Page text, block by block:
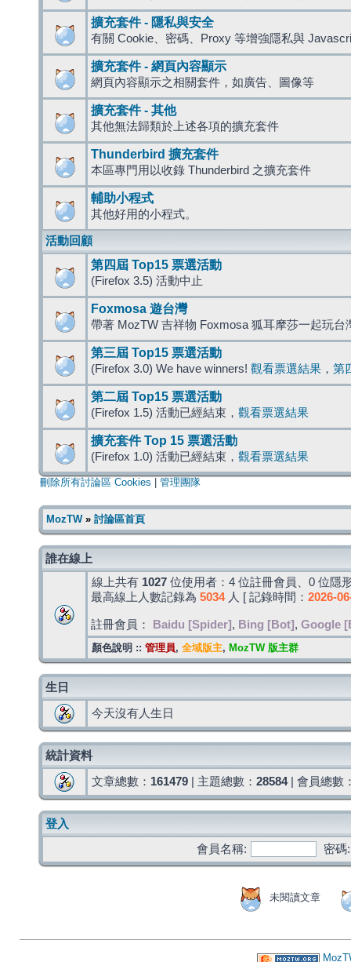
擴充套件 - 隱私與安全
有關 Cookie、密碼、Proxy 等增強隱私與
擴充套件 - 網頁內容顯示
網頁內容顯示之相關套件，如廣告、圖像等
擴充套件 - 其他
其他無法歸類於上述各項的擴充套件
Thunderbird 擴充套件
本區專門用以收錄 Thunderbird 之擴充套件
輔助小程式
其他好用的小程式。
活動回顧
第四屆 Top15 票選活動
(Firefox 3.5) 活動中止
Foxmosa 遊台灣
帶著 MozTW 吉祥物 Foxmosa 狐耳摩莎一起玩台
第三屆 Top15 票選活動
(Firefox 3.0) We have winners! 觀看票選結果 ， 第
第二屆 Top15 票選活動
(Firefox 1.5) 活動已經結束， 觀看票選結果
擴充套件 Top 15 票選活動
(Firefox 1.0) 活動已經結束， 觀看票選結果
刪除所有討論區 Cookies 管理團隊
MozTW» 討論區首頁
誰在線上
線上共有 1027 位使用者：4 位註冊會員、0 位隱
最高線上人數記錄為 5034人 [ 記錄時間： 2026-
註冊會員： Baidu [Spider] , Bing [Bot] , Google
顏色說明 :: 管理員, 全域版主, MozTW 版主群
生日
今天沒有人生日
統計資料
文章總數： 161479 | 主題總數： 28584| 會員總數
登入
會員名稱:
密碼:
未閱讀文章